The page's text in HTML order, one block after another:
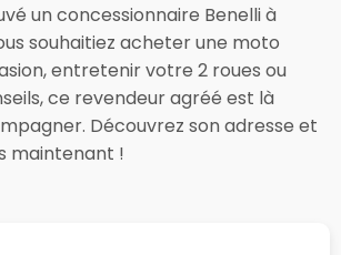
un concessionnaire Benelli à
souhaitiez acheter une moto
entretenir votre 2 roues ou
ce revendeur agréé est là
Découvrez son adresse et
maintenant !